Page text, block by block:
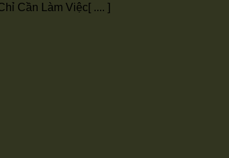
Cần Làm Việc[ .... ]